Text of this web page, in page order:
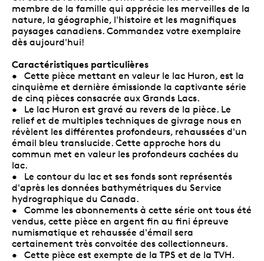
membre de la famille qui apprécie les merveilles de la
nature, la géographie, l'histoire et les magnifiques
paysages canadiens. Commandez votre exemplaire
dès aujourd'hui!
Caractéristiques particulières
• Cette pièce mettant en valeur le lac Huron, est la
cinquième et dernière émissionde la captivante série
de cinq pièces consacrée aux Grands Lacs.
• Le lac Huron est gravé au revers de la pièce. Le
relief et de multiples techniques de givrage nous en
révèlent les différentes profondeurs, rehaussées d'un
émail bleu translucide. Cette approche hors du
commun met en valeur les profondeurs cachées du
lac.
• Le contour du lac et ses fonds sont représentés
d'après les données bathymétriques du Service
hydrographique du Canada.
• Comme les abonnements à cette série ont tous été
vendus, cette pièce en argent fin au fini épreuve
numismatique et rehaussée d'émail sera
certainement très convoitée des collectionneurs.
• Cette pièce est exempte de la TPS et de la TVH.